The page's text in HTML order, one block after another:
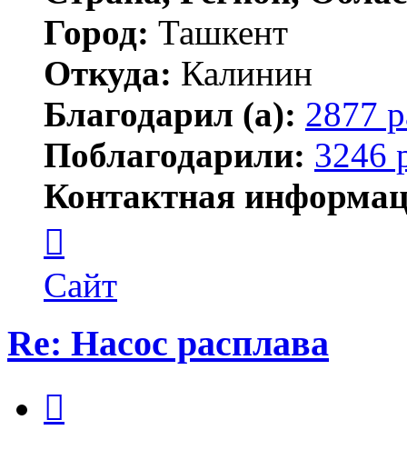
Город: Ташкент
Откуда: Калинин
Благодарил (а): 2877
Поблагодарили: 3246
Контактная
пользователя
Maks42
Сайт
Re: Насос расплава